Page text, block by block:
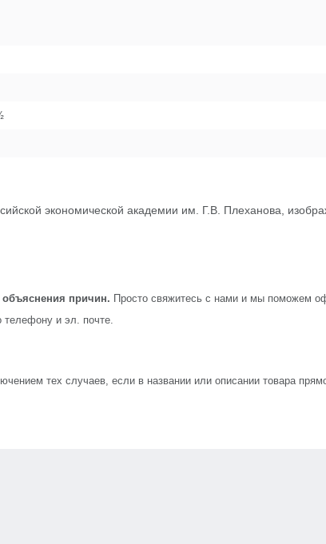
экономической академии им. Г.В. Плеханова,
объяснения причин. Просто свяжитесь с нами и мы поможем
телефону и эл. почте.
тех случаев, если в названии или описании товара